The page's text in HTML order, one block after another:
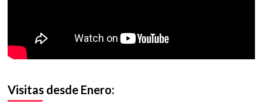
Visitas desde Enero: